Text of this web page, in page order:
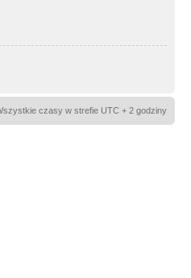
czasy w strefie UTC + 2 godziny